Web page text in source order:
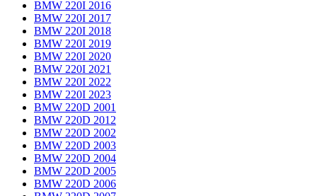
BMW 220I 2016
BMW 220I 2017
BMW 220I 2018
BMW 220I 2019
BMW 220I 2020
BMW 220I 2021
BMW 220I 2022
BMW 220I 2023
BMW 220D 2001
BMW 220D 2012
BMW 220D 2002
BMW 220D 2003
BMW 220D 2004
BMW 220D 2005
BMW 220D 2006